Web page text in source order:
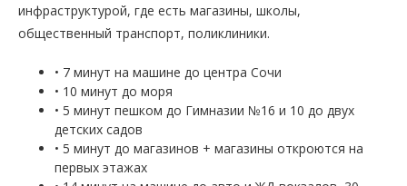
инфраструктурой, где есть магазины, школы,
общественный транспорт, поликлиники.
• 7 минут на машине до центра Сочи
• 10 минут до моря
• 5 минут пешком до Гимназии №16 и 10 до двух
детских садов
• 5 минут до магазинов + магазины откроются на
первых этажах